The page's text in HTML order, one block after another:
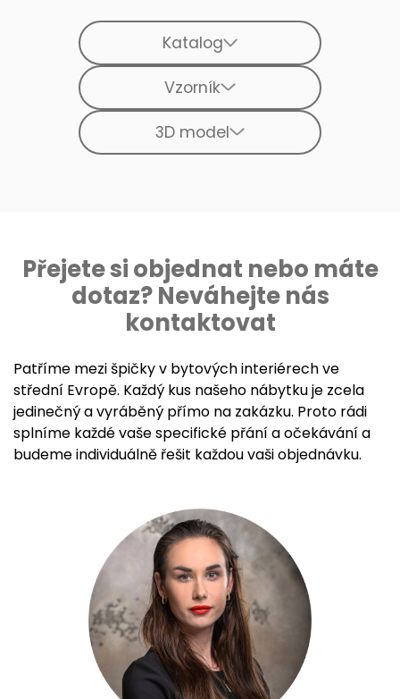
Katalog
Vzorník
3D model
Přejete si objednat nebo máte
dotaz? Neváhejte nás
kontaktovat
Patříme mezi špičky v bytových interiérech ve
střední Evropě. Každý kus našeho nábytku je zcela
jedinečný a vyráběný přímo na zakázku. Proto rádi
splníme každé vaše specifické přání a očekávání a
budeme individuálně řešit každou vaši objednávku.